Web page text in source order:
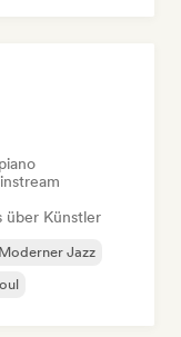
über Künstler
Moderner Jazz